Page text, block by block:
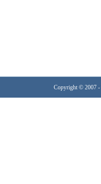
Copyright © 2007